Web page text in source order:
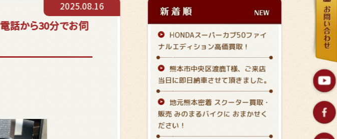
話から30分でお伺
2025.08.16
HONDAスーパーカブ50ファイ
ナルエディション高価買取！
熊本市中央区渡鹿T様、ご来店
当日に即日納車させて頂きました。
地元熊本密着 スクーター買取・
販売 みのまるバイクに おまかせく
ださい！